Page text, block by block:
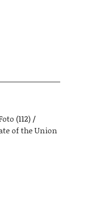
(112)
of the Union